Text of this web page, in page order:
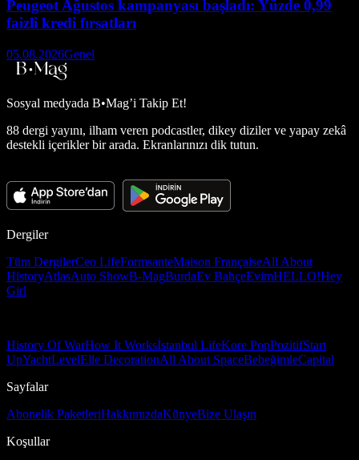
Peugeot Ağustos kampanyası başladı: Yüzde 0,99
faizli kredi fırsatları
05.08.2026Genel
Sosyal medyada B•Mag’i Takip Et!
88 dergi yayını, ilham veren podcastler, dikey diziler ve yapay zekâ
destekli içerikler bir arada. Ekranlarınızı dik tutun.
Dergiler
Tüm DergilerCeo LifeFormsanteMaison FrançaiseAll About
HistoryAtlasAuto ShowB-MagBurdaEv BahçeEvimHELLO!Hey
Girl
History Of WarHow It Worksİstanbul LifeKore PopPozitifStart
UpYachtLevelElle DecorationAll About SpaceBebeğimleCapital
Sayfalar
Abonelik PaketleriHakkımızdaKünyeBize Ulaşın
Koşullar